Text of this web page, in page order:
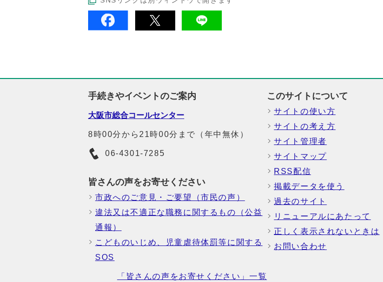
手続きやイベントのご案内
大阪市総合コールセンター
8時00分から21時00分まで（年中無休）
06-4301-7285
皆さんの声をお寄せください
市政へのご意見・ご要望（市民の声）
違法又は不適正な職務に関するもの（公益
通報）
こどものいじめ、児童虐待体罰等に関する
SOS
「皆さんの声をお寄せください」一覧
このサイトについて
サイトの使い方
サイトの考え方
サイト管理者
サイトマップ
RSS配信
掲載データを使う
過去のサイト
リニューアルにあたって
正しく表示されないときは
お問い合わせ